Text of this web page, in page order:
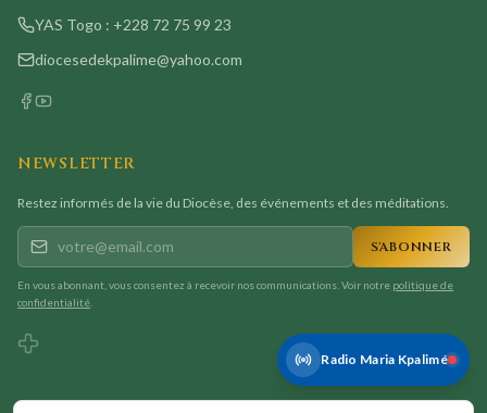
YAS Togo : +228 72 75 99 23
diocesedekpalime@yahoo.com
NEWSLETTER
Restez informés de la vie du Diocèse, des événements et des méditations.
S'ABONNER
En vous abonnant, vous consentez à recevoir nos communications. Voir notre politique de
confidentialité
Radio Maria Kpalimé